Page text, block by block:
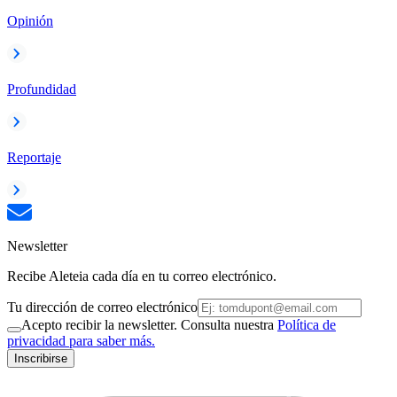
Opinión
Profundidad
Reportaje
Newsletter
Recibe Aleteia cada día en tu correo electrónico.
Tu dirección de correo electrónico
Acepto recibir la newsletter. Consulta nuestra Política de
privacidad para saber más.
Inscribirse